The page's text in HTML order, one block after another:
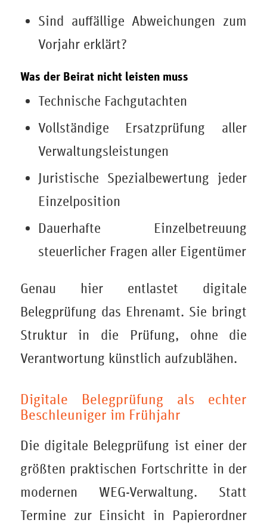
Sind auffällige Abweichungen zum
Vorjahr erklärt?
Was der Beirat nicht leisten muss
Technische Fachgutachten
Vollständige Ersatzprüfung aller
Verwaltungsleistungen
Juristische Spezialbewertung jeder
Einzelposition
Dauerhafte Einzelbetreuung
steuerlicher Fragen aller Eigentümer
Genau hier entlastet digitale
Belegprüfung das Ehrenamt. Sie bringt
Struktur in die Prüfung, ohne die
Verantwortung künstlich aufzublähen.
Digitale Belegprüfung als echter
Beschleuniger im Frühjahr
Die digitale Belegprüfung ist einer der
größten praktischen Fortschritte in der
modernen WEG-Verwaltung. Statt
Termine zur Einsicht in Papierordner